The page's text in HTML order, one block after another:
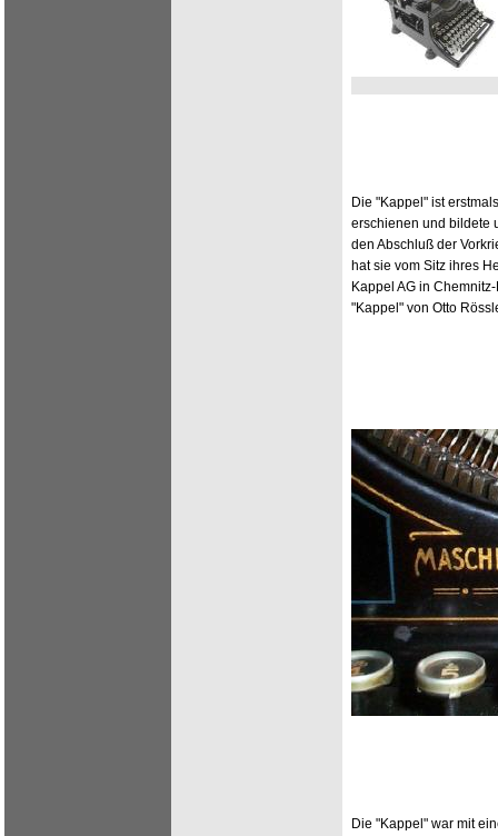
Die "Kappel" ist
erschienen und bildete
den Abschluß der
hat sie vom Sitz ihres
Kappel AG in
"Kappel" von Otto
Die "Kappel" war mit